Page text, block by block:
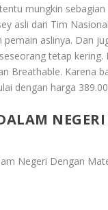
mungkin
asli dari Tim
aslinya. Dan
tetap
Breathable. Karena
dengan harga
Negeri Dengan